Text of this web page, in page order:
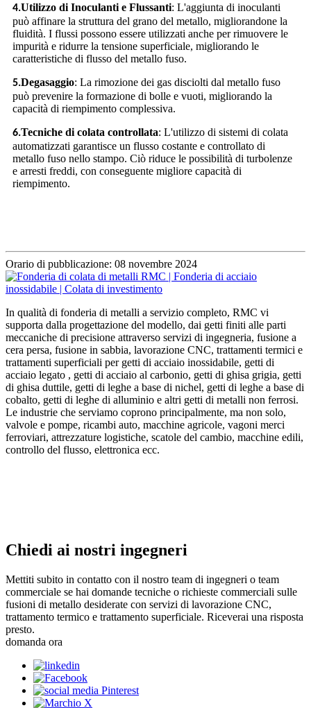
4.Utilizzo di Inoculanti e Flussanti: L'aggiunta di inoculanti
può affinare la struttura del grano del metallo, migliorandone la
fluidità. I flussi possono essere utilizzati anche per rimuovere le
impurità e ridurre la tensione superficiale, migliorando le
caratteristiche di flusso del metallo fuso.
5.Degasaggio: La rimozione dei gas disciolti dal metallo fuso
può prevenire la formazione di bolle e vuoti, migliorando la
capacità di riempimento complessiva.
6.Tecniche di colata controllata: L'utilizzo di sistemi di colata
automatizzati garantisce un flusso costante e controllato di
metallo fuso nello stampo. Ciò riduce le possibilità di turbolenze
e arresti freddi, con conseguente migliore capacità di
riempimento.
Orario di pubblicazione: 08 novembre 2024
In qualità di fonderia di metalli a servizio completo, RMC vi
supporta dalla progettazione del modello, dai getti finiti alle parti
meccaniche di precisione attraverso servizi di ingegneria, fusione a
cera persa, fusione in sabbia, lavorazione CNC, trattamenti termici e
trattamenti superficiali per getti di acciaio inossidabile, getti di
acciaio legato , getti di acciaio al carbonio, getti di ghisa grigia, getti
di ghisa duttile, getti di leghe a base di nichel, getti di leghe a base di
cobalto, getti di leghe di alluminio e altri getti di metalli non ferrosi.
Le industrie che serviamo coprono principalmente, ma non solo,
valvole e pompe, ricambi auto, macchine agricole, vagoni merci
ferroviari, attrezzature logistiche, scatole del cambio, macchine edili,
controllo del flusso, elettronica ecc.
Chiedi ai nostri ingegneri
Mettiti subito in contatto con il nostro team di ingegneri o team
commerciale se hai domande tecniche o richieste commerciali sulle
fusioni di metallo desiderate con servizi di lavorazione CNC,
trattamento termico e trattamento superficiale. Riceverai una risposta
presto.
domanda ora